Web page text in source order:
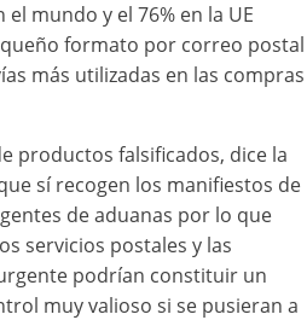
el mundo y el 76% en la UE
formato por correo postal
más utilizadas en las compras
productos falsificados, dice la
sí recogen los manifiestos de
de aduanas por lo que
servicios postales y las
podrían constituir un
muy valioso si se pusieran a